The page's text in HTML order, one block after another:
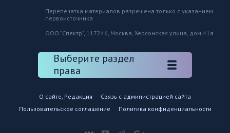
Перепечатка материалов разрешена только с указанием
первоисточника
ООО "Спектр", 117246, Москва, Херсонская улица, дом 41а
Выберите раздел
права
О сайте, Редакция
Связь с администрацией сайта
Пользовательское соглашение
Политика конфиденциальности